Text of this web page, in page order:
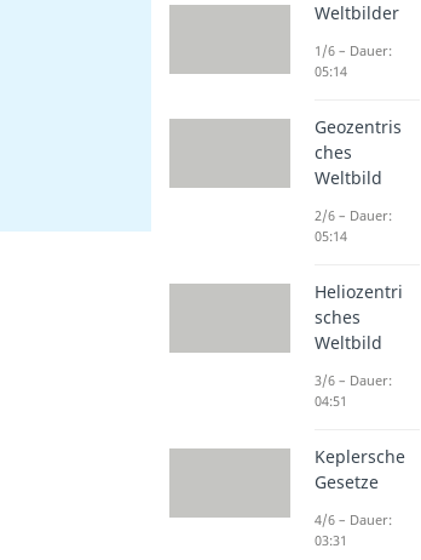
Weltbilder
1/6 – Dauer:
05:14
Geozentris
ches
Weltbild
2/6 – Dauer:
05:14
Heliozentri
sches
Weltbild
3/6 – Dauer:
04:51
Keplersche
Gesetze
4/6 – Dauer:
03:31